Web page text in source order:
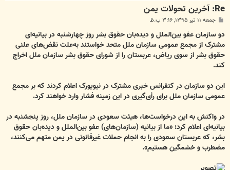
Re: آخرین تحولات یمن
پ
ت
جمعه ۱۱ تیر ۱۳۹۵, ۳:۱۶ ب.ظ
دو سازمان عفو بین‌الملل و دیده‌بان حقوق بشر روز چهارشنبه در بیانیه‌ای
مشترک از مجمع عمومی سازمان ملل متحد خواستند به‌علت نقض‌های علنی
حقوق بشر از سوی ریاض، عربستان را از شورای حقوق بشر سازمان ملل اخراج
کند.
این دو سازمان در کنفرانس خبری مشترک در نیویورک اعلام کردند که بر مجمع
عمومی سازمان ملل برای رأی‌گیری در این زمینه فشار وارد خواهند کرد.
در واکنش به این درخواست‌ها، هیئت سعودی در سازمان ملل، روز پنجشنبه در
بیانیه‌ای اعلام کرد: «ما از بیانیه (سازمان‌های) عفو بین‌الملل و دیده‌بان حقوق
بشر، که عربستان سعودی را به انجام حملات غیرقانونی در یمن متهم می‌کنند،
مضطرب و خشمگین هستیم».